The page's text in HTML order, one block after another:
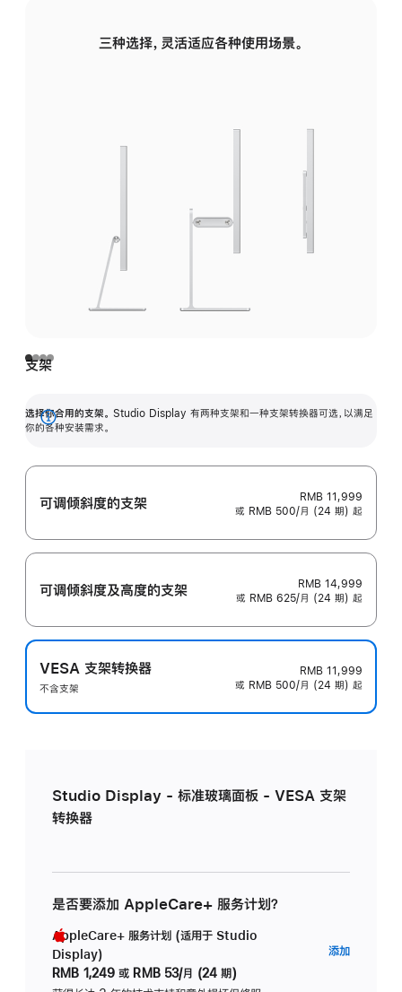
三种选择，灵活适应各种使用场景。
支架
选择你合用的支架。 Studio Display 有两种支架和一种支架转换器可选，以满足
你的各种安装需求。
展
可调倾斜度的支架
RMB 11,999
或 RMB 500/月 (24 期) 起
可调倾斜度及高‍度的支‍架
RMB 14,999
或 RMB 625/月 (24 期) 起
VESA 支架转换器
不含支架
RMB 11,999
或 RMB 500/月 (24 期) 起
Studio Display - 标准玻璃面板 - VESA 支架
转换器
是否要添加 AppleCare+ 服务计划？
AppleCare+ 服务计划 (适用于 Studio
Display)
RMB 1,249 或 RMB 53/月 (24 期)
添加